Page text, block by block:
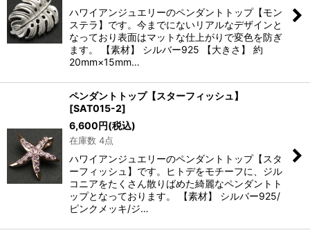
ハワイアンジュエリーのペンダントトップ【モン
ステラ】です。今までにないリアルなデザインと
なっており表面はマットな仕上がりで変色を防ぎ
ます。 【素材】 シルバー925 【大きさ】 約
20mm×15mm…
ペンダントトップ【スターフィッシュ】
[SAT015-2]
6,600円(税込)
在庫数 4点
ハワイアンジュエリーのペンダントトップ【スタ
ーフィッシュ】です。ヒトデをモチーフに、ジル
コニアをたくさん散りばめた綺麗なペンダントト
ップとなっております。 【素材】 シルバー925/
ピンクメッキ/ジ…